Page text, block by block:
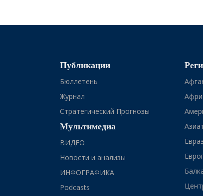
Публикации
Бюллетень
Журнал
Стратегический Прогнозы
Мультимедиа
ВИДЕО
Новости и анализы
ИНФОГРАФИКА
Podcasts